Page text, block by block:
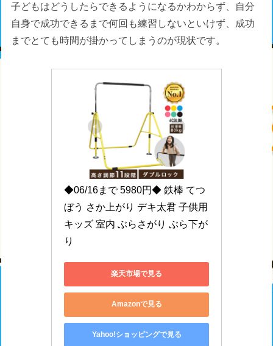
子どもはどうしたらできるようになるかわからず、自分
自身で成功できるまで何回も練習しないといけず、成功
までとても時間が掛かってしまうのが現状です。
◆06/16まで 5980円◆ 鉄棒 てつ
ぼう さか上がり デキ太君 子供用
キッズ 室内 ぶらさがり ぶら下が
り
楽天市場で見る
Amazonで見る
Yahoo!ショッピングで見る